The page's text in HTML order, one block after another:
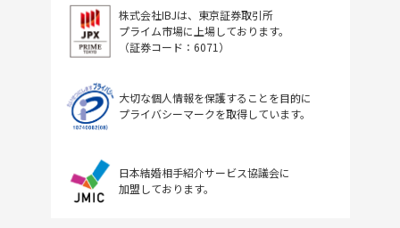
株式会社IBJは、東京証券取引所
プライム市場に上場しております。
（証券コード：6071）
大切な個人情報を保護することを目的に
プライバシーマークを取得しています。
日本結婚相手紹介サービス協議会に
加盟しております。